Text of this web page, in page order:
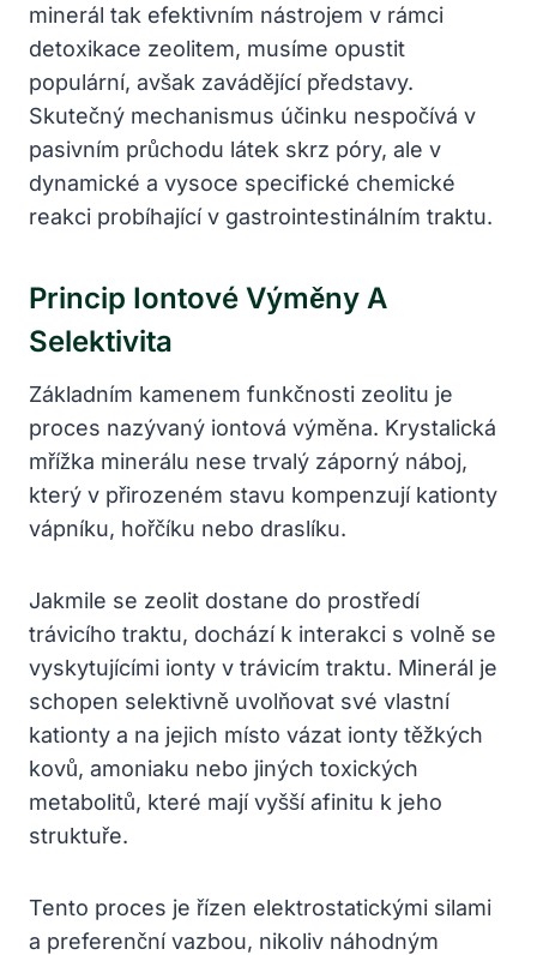
minerál tak efektivním nástrojem v rámci
detoxikace zeolitem, musíme opustit
populární, avšak zavádějící představy.
Skutečný mechanismus účinku nespočívá v
pasivním průchodu látek skrz póry, ale v
dynamické a vysoce specifické chemické
reakci probíhající v gastrointestinálním traktu.
Princip Iontové Výměny A
Selektivita
Základním kamenem funkčnosti zeolitu je
proces nazývaný iontová výměna. Krystalická
mřížka minerálu nese trvalý záporný náboj,
který v přirozeném stavu kompenzují kationty
vápníku, hořčíku nebo draslíku.
Jakmile se zeolit dostane do prostředí
trávicího traktu, dochází k interakci s volně se
vyskytujícími ionty v trávicím traktu. Minerál je
schopen selektivně uvolňovat své vlastní
kationty a na jejich místo vázat ionty těžkých
kovů, amoniaku nebo jiných toxických
metabolitů, které mají vyšší afinitu k jeho
struktuře.
Tento proces je řízen elektrostatickými silami
a preferenční vazbou, nikoliv náhodným